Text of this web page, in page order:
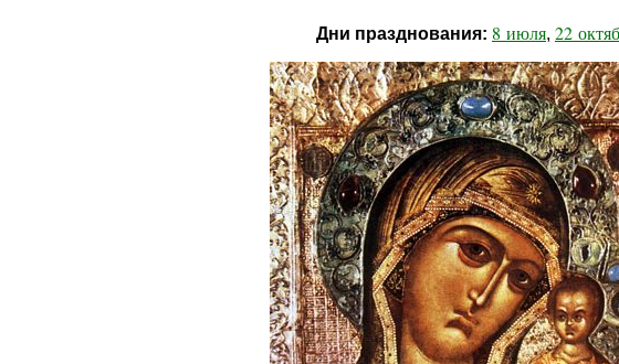
Дни празднования: 8 июля, 22